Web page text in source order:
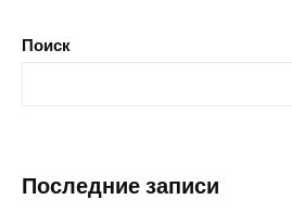
Поиск
Последние записи